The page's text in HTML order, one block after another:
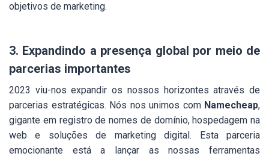
objetivos de marketing.
3. Expandindo a presença global por meio de
parcerias importantes
2023 viu-nos expandir os nossos horizontes através de
parcerias estratégicas. Nós nos unimos com Namecheap,
gigante em registro de nomes de domínio, hospedagem na
web e soluções de marketing digital. Esta parceria
emocionante está a lançar as nossas ferramentas